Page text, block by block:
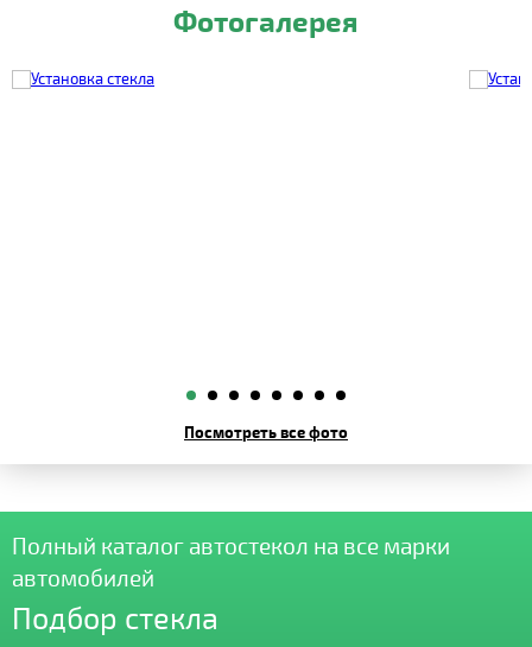
Фотогалерея
Посмотреть все фото
Полный каталог автостекол на все марки
автомобилей
Подбор стекла